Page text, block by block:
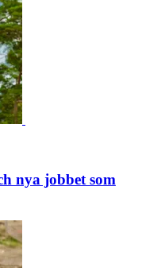
nya jobbet som